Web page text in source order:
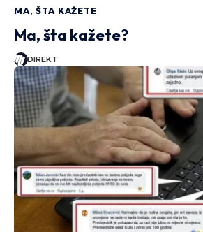
MA, ŠTA KAŽETE
Ma, šta kažete?
DIREKT